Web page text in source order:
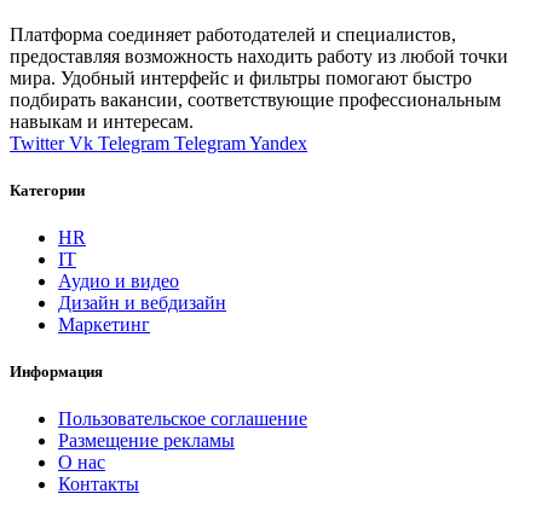
Платформа соединяет работодателей и специалистов,
предоставляя возможность находить работу из любой точки
мира. Удобный интерфейс и фильтры помогают быстро
подбирать вакансии, соответствующие профессиональным
навыкам и интересам.
Twitter Vk Telegram TelegramYandex
Категории
HR
IT
Аудио и видео
Дизайн и вебдизайн
Маркетинг
Информация
Пользовательское соглашение
Размещение рекламы
О нас
Контакты